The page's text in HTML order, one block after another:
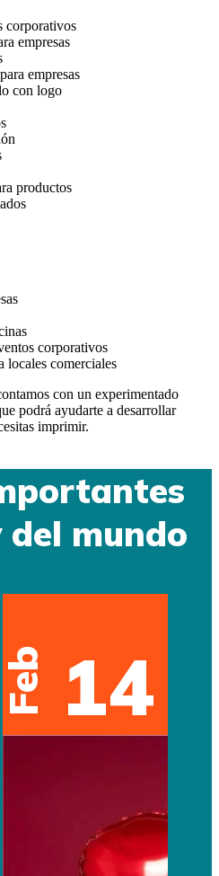
corporativos
empresas
empresas
con logo
productos
corporativos
locales comerciales
con un experimentado
podrá ayudarte a desarrollar
imprimir.
del mundo
Feb 14